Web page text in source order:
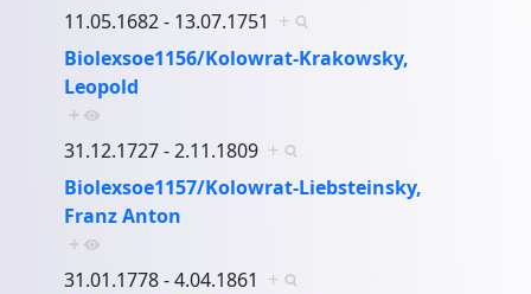
11.05.1682 - 13.07.1751 +
Biolexsoe1156/Kolowrat-Krakowsky,
Leopold
+
31.12.1727 - 2.11.1809 +
Biolexsoe1157/Kolowrat-Liebsteinsky,
Franz Anton
+
31.01.1778 - 4.04.1861 +